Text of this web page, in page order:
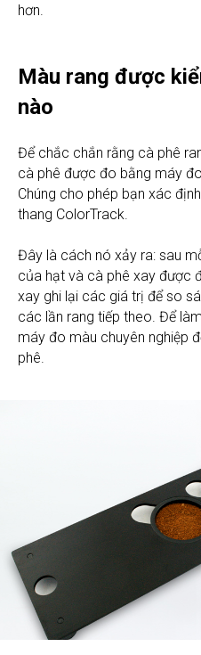
hơn.
Màu rang được
nào
Để chắc chắn rằng cà phê
cà phê được đo bằng máy
Chúng cho phép bạn xác
thang ColorTrack.
Đây là cách nó xảy ra: sau
của hạt và cà phê xay được
xay ghi lại các giá trị để so
các lần rang tiếp theo. Để
máy đo màu chuyên nghiệp
phê.